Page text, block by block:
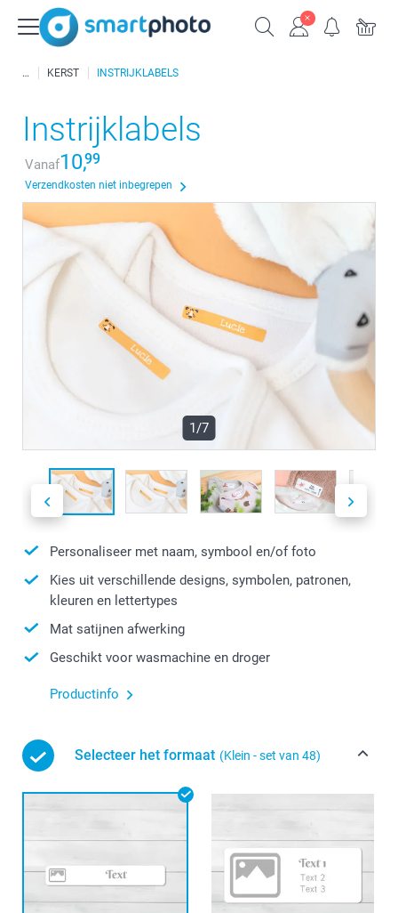
KERST INSTRIJKLABELS
Instrijklabels
Vanaf10,99
Verzendkosten niet inbegrepen
1/7
Personaliseer met naam, symbool en/of foto
Kies uit verschillende designs, symbolen, patronen,
kleuren en lettertypes
Mat satijnen afwerking
Geschikt voor wasmachine en droger
Productinfo
Selecteer het formaat (Klein - set van 48)